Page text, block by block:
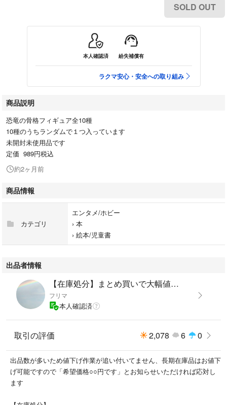
SOLD OUT
本人確認済 紛失補償有
ラクマ安心・安全への取り組み
商品説明
恐竜の骨格フィギュア全10種
10種のうちランダムで１つ入っています
未開封未使用品です
定価 989円税込
約2ヶ月前
商品情報
カテゴリ
エンタメ/ホビー
› 本
› 絵本/児童書
出品者情報
【在庫処分】まとめ買いで大幅値引き
フリマ
本人確認済
取引の評価 2,078 6 0
出品数が多いため値下げ作業が追い付いてません、長期在庫品はお値下
げ可能ですので「希望価格○○円です」とお知らせいただければ応対し
ます